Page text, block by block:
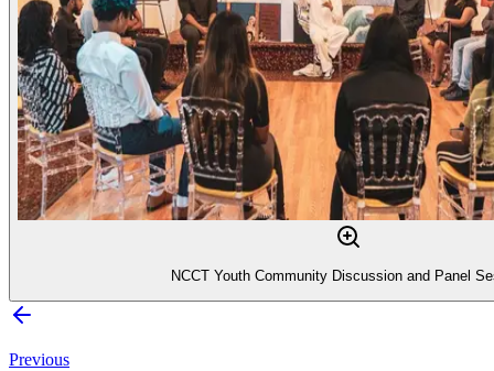
NCCT Youth Community Discussion and Panel
Previous